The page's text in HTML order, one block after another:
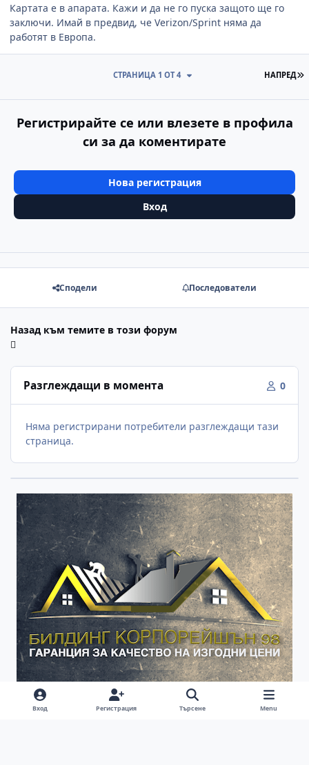
Картата е в апарата. Кажи и да не го пуска защото ще го
заключи. Имай в предвид, че Verizon/Sprint няма да
работят в Европа.
НАПРЕД
СТРАНИЦА 1 ОТ 4
Регистрирайте се или влезете в профила
си за да коментирате
Нова регистрация
Вход
Сподели Последователи
Назад към темите в този форум
Разглеждащи в момента 0
Няма регистрирани потребители разглеждащи тази
страница.
Вход Регистрация Търсене Menu